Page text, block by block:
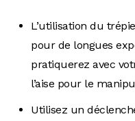
L’utilisation du
pour de longues
pratiquerez avec
l’aise pour le
Utilisez un